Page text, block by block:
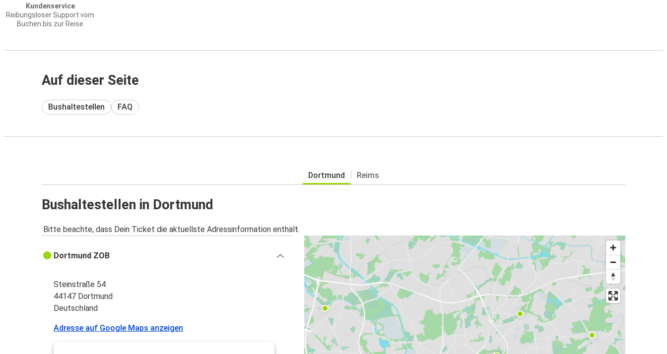
Kundenservice
Reibungsloser Support vom
Buchen bis zur Reise
Auf dieser Seite
Bushaltestellen FAQ
Dortmund Reims
Bushaltestellen in Dortmund
Bitte beachte, dass Dein Ticket die aktuellste Adressinformation enthält.
Dortmund ZOB
Steinstraße 54
44147 Dortmund
Deutschland
Adresse auf Google Maps anzeigen